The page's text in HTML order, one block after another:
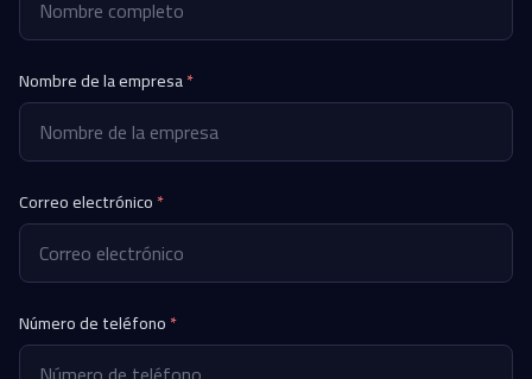
Nombre de la empresa*
Correo electrónico*
Número de teléfono*